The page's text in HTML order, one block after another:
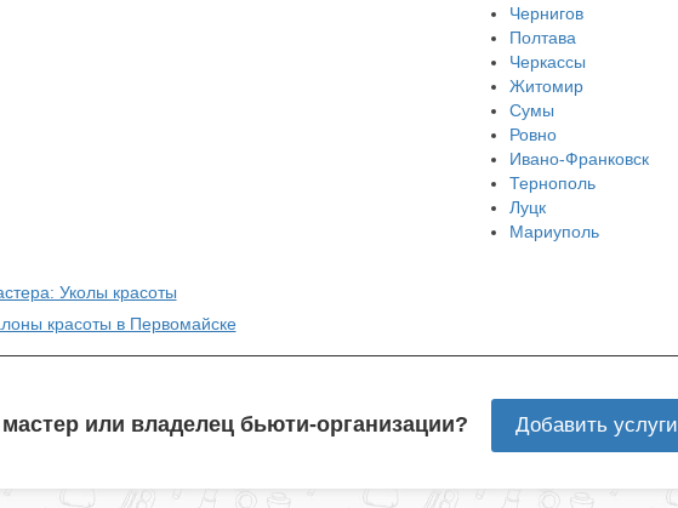
Чернигов
Полтава
Черкассы
Житомир
Сумы
Ровно
Ивано-Франковск
Тернополь
Луцк
Мариуполь
Уколы красоты
красоты в Первомайске
или владелец бьюти-организации? Добавить услуги